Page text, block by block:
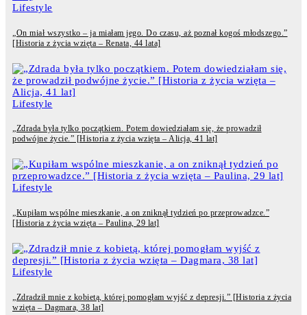
Lifestyle
„On miał wszystko – ja miałam jego. Do czasu, aż poznał kogoś młodszego.”
[Historia z życia wzięta – Renata, 44 lata]
Lifestyle
„Zdrada była tylko początkiem. Potem dowiedziałam się, że prowadził
podwójne życie.” [Historia z życia wzięta – Alicja, 41 lat]
Lifestyle
„Kupiłam wspólne mieszkanie, a on zniknął tydzień po przeprowadzce.”
[Historia z życia wzięta – Paulina, 29 lat]
Lifestyle
„Zdradził mnie z kobietą, której pomogłam wyjść z depresji.” [Historia z życia
wzięta – Dagmara, 38 lat]